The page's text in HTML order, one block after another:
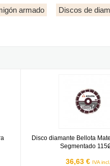
armado Discos de
Disco diamante Bellota
Segmentado
36,63 € IVA incl.
Disco diamante Bellota